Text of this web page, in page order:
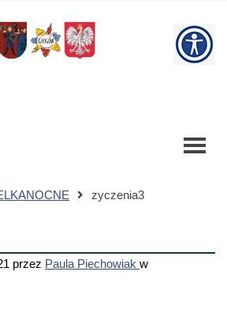
zyczenia3
przez Paula Piechowiak w